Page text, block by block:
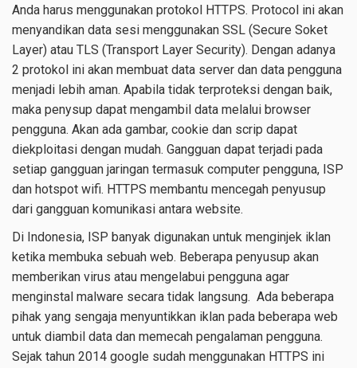
Anda harus menggunakan protokol HTTPS. Protocol ini akan
menyandikan data sesi menggunakan SSL (Secure Soket
Layer) atau TLS (Transport Layer Security). Dengan adanya
2 protokol ini akan membuat data server dan data pengguna
menjadi lebih aman. Apabila tidak terproteksi dengan baik,
maka penysup dapat mengambil data melalui browser
pengguna. Akan ada gambar, cookie dan scrip dapat
diekploitasi dengan mudah. Gangguan dapat terjadi pada
setiap gangguan jaringan termasuk computer pengguna, ISP
dan hotspot wifi. HTTPS membantu mencegah penyusup
dari gangguan komunikasi antara website.
Di Indonesia, ISP banyak digunakan untuk menginjek iklan
ketika membuka sebuah web. Beberapa penyusup akan
memberikan virus atau mengelabui pengguna agar
menginstal malware secara tidak langsung. Ada beberapa
pihak yang sengaja menyuntikkan iklan pada beberapa web
untuk diambil data dan memecah pengalaman pengguna.
Sejak tahun 2014 google sudah menggunakan HTTPS ini